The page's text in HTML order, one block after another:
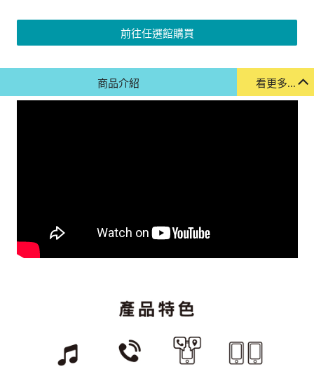
前往任選館購買
看更多...
商品介紹